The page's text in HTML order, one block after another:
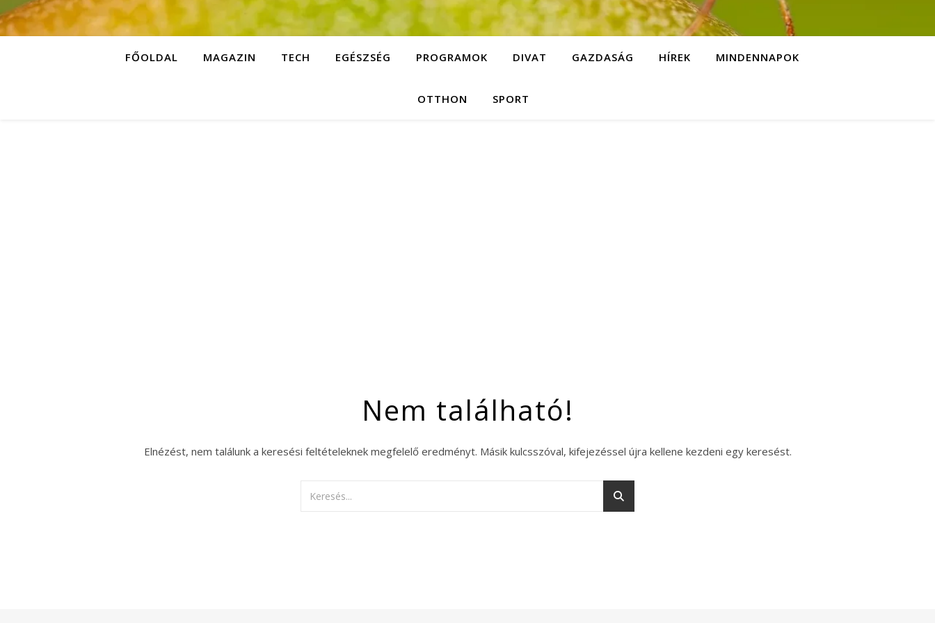
FŐOLDAL MAGAZIN TECH EGÉSZSÉG PROGRAMOK DIVAT GAZDASÁG HÍREK MINDENNAPOK
OTTHON SPORT
Nem található!
Elnézést, nem találunk a keresési feltételeknek megfelelő eredményt. Másik kulcsszóval, kifejezéssel újra kellene kezdeni egy keresést.